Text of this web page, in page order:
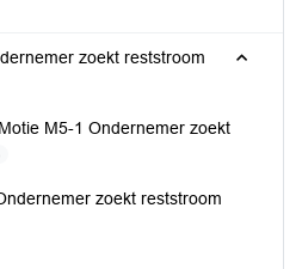
zoekt reststroom
M5-1 Ondernemer zoekt
zoekt reststroom